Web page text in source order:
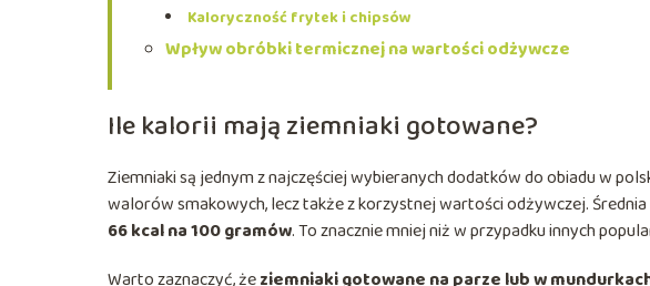
Kaloryczność frytek i chipsów
Wpływ obróbki termicznej na wartości odżywcze
Ile kalorii mają ziemniaki gotowane?
Ziemniaki są jednym z najczęściej wybieranych dodatków do obiadu w
walorów smakowych, lecz także z korzystnej wartości odżywczej. Średnia
66 kcal na 100 gramów. To znacznie mniej niż w przypadku innych
Warto zaznaczyć, żeziemniaki gotowane na parze lub w